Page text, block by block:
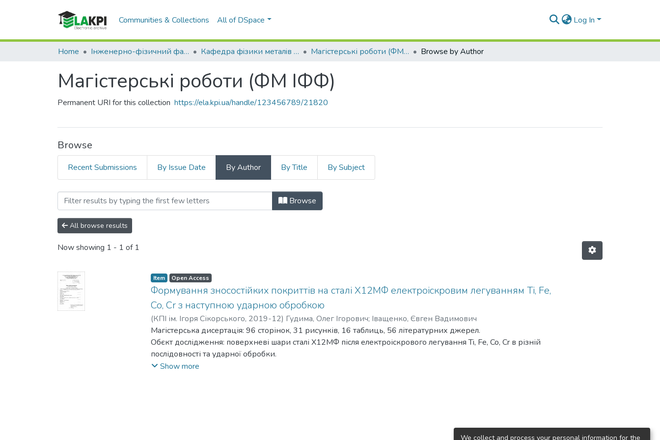
Communities & Collections All of DSpace Log In
Home Інженерно-фізичний факультет (ІФФ) Кафедра фiзики металiв (ФМ ІФФ) Магістерські роботи (ФМ ІФФ) Browse by Author
Магістерські роботи (ФМ ІФФ)
Permanent URI for this collection https://ela.kpi.ua/handle/123456789/21820
Browse
Recent Submissions By Issue Date By Author By Title By Subject
Browsing Магістерські роботи (ФМ ІФФ) by Author "Гудима, Олег Ігорович"
Browse
All browse results
Now showing 1 - 1 of 1
Item Open Access
Формування зносостійких покриттів на сталі Х12МФ електроіскровим легуванням Ti, Fe,
Co, Cr з наступною ударною обробкою
(КПІ ім. Ігоря Сікорського, 2019-12) Гудима, Олег Ігорович; Іващенко, Євген Вадимович
Магістерська дисертація: 96 сторінок, 31 рисунків, 16 таблиць, 56 літературних джерел.
Обєкт дослідження: поверхневі шари сталі Х12МФ після електроіскрового легування Ti, Fe, Co, Cr в різній
послідовності та ударної обробки.
Мета дослідження: дослідження впливу електроіскрового легування Ti, Fe, Co, Cr в різній послідовності та
послідовностях сталі Х12МФ призводить до формування зміцнених покриттів з мікротвердістю 5,14 ГПа –
Show more
We collect and process your personal information for the